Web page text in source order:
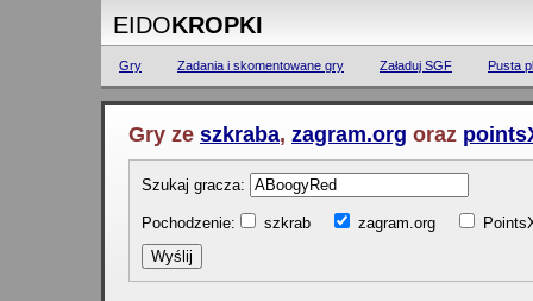
EIDOKROPKI
Gry Zadania i skomentowane gry Załaduj SGF Pusta
Gry ze szkraba, zagram.org oraz
Szukaj gracza:
Pochodzenie: szkrab zagram.org